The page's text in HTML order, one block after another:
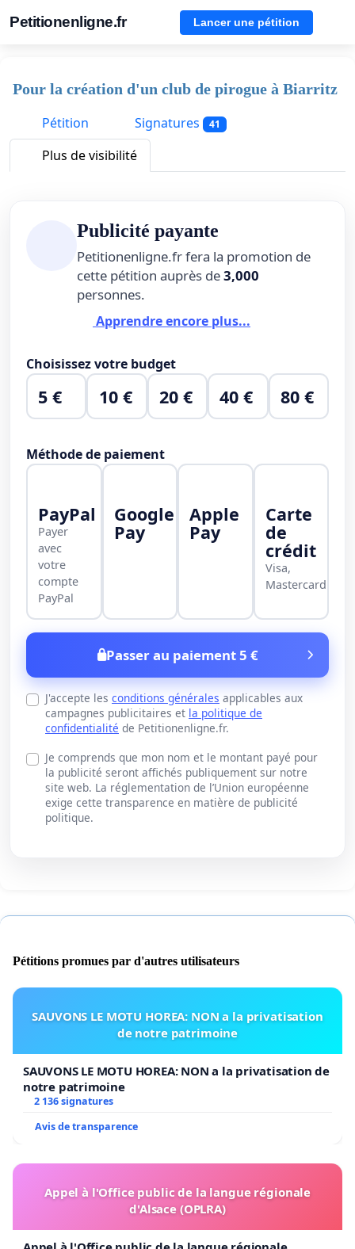
Petitionenligne.fr Lancer une pétition
Pour la création d'un club de pirogue à Biarritz
Pétition
Signatures 41
Plus de visibilité
Publicité payante
Petitionenligne.fr fera la promotion de
cette pétition auprès de3,000
personnes.
Apprendre encore plus...
Choisissez votre budget
5 € 10 € 20 € 40 € 80 €
Méthode de paiement
PayPal
Payer
avec
votre
compte
PayPal
Google
Pay
Apple
Pay
Carte
de
crédit
Visa,
Mastercard
Passer au paiement 5 €
J'accepte les conditions générales applicables aux
campagnes publicitaires et la politique de
confidentialité de Petitionenligne.fr.
Je comprends que mon nom et le montant payé pour
la publicité seront affichés publiquement sur notre
site web. La réglementation de l’Union européenne
exige cette transparence en matière de publicité
politique.
Pétitions promues par d'autres utilisateurs
SAUVONS LE MOTU HOREA: NON a la privatisation
de notre patrimoine
SAUVONS LE MOTU HOREA: NON a la privatisation de
notre patrimoine
2 136 signatures
Avis de transparence
Appel à l'Office public de la langue régionale
d'Alsace (OPLRA)